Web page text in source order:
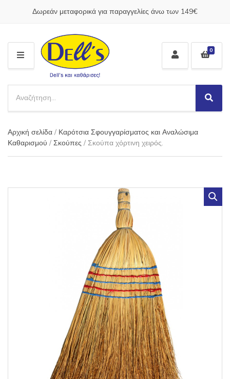
Δωρεάν μεταφορικά για παραγγελίες άνω των 149€
M
E
N
U
a
e
g
o
a
c
h
p
d
S
e
h
0
Αρχική σελίδα / Καρότσια Σφουγγαρίσματος και Αναλώσιμα
Καθαρισμού / Σκούπες / Σκούπα χόρτινη χειρός.